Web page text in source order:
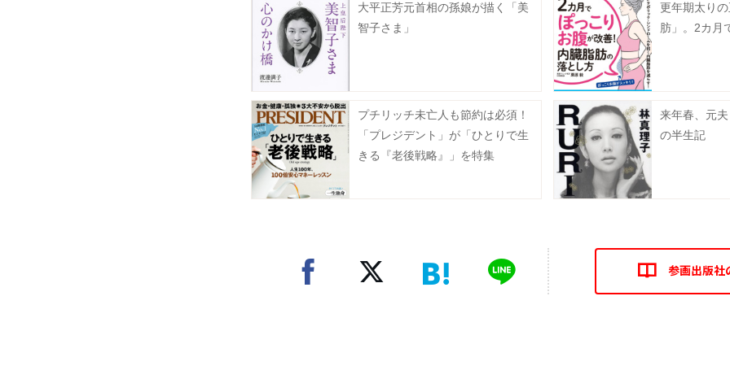
大平正芳元首相の孫娘が描く「美
智子さま」
更年期太り
肪」。2カ月
プチリッチ未亡人も節約は必須！
「プレジデント」が「ひとりで生
きる『老後戦略』」を特集
来年春、元
の半生記
参画出版社